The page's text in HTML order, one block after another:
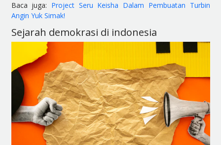
Baca juga: Project Seru Keisha Dalam Pembuatan Turbin
Angin Yuk Simak!
Sejarah demokrasi di indonesia